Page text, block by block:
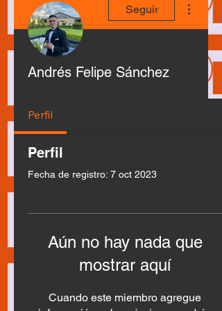
Seguir
Andrés Felipe Sánchez
Perfil
Perfil
Fecha de registro: 7 oct 2023
Aún no hay nada que
mostrar aquí
Cuando este miembro agregue